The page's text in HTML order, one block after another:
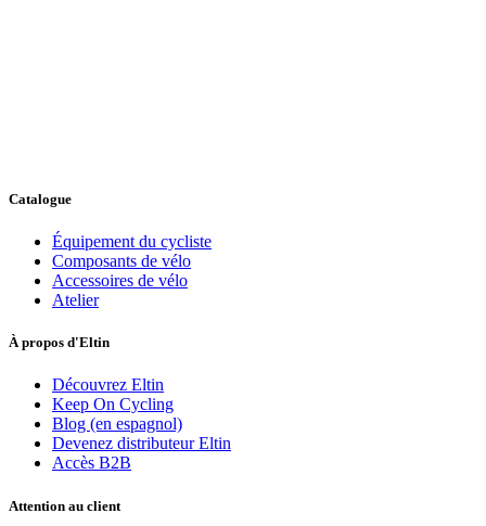
Catalogue
Équipement du cycliste
Composants de vélo
Accessoires de vélo
Atelier
À propos d'Eltin
Découvrez Eltin
Keep On Cycling
Blog (en espagnol)
Devenez distributeur Eltin
Accès B2B
Attention au client